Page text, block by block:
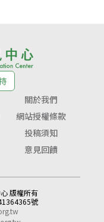
關於我們
網站授權條款
投稿須知
意見回饋
版權所有
號